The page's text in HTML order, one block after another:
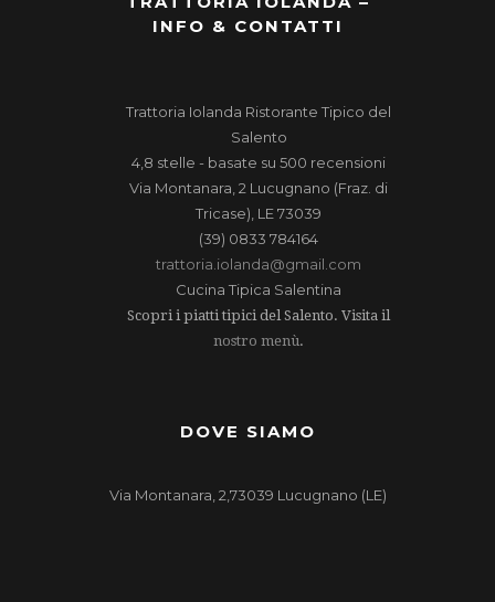
INFO & CONTATTI
Trattoria Iolanda Ristorante Tipico del
Salento
4,8 stelle - basate su 500 recensioni
Via Montanara, 2 Lucugnano (Fraz. di
Tricase) LE73039
(39) 0833 784164
trattoria.iolanda@gmail.com
Cucina Tipica Salentina
Scopri i piatti tipici del Salento. Visita il
nostro menù.
DOVE SIAMO
Via Montanara, 2,73039 Lucugnano (LE)